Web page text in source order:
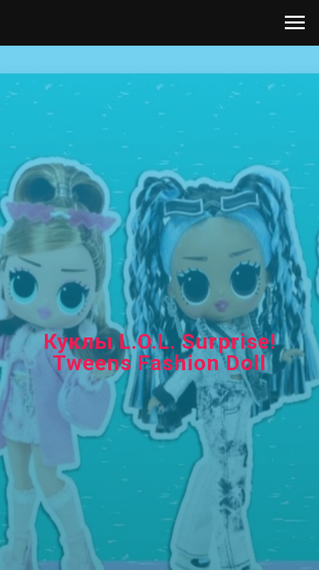
Куклы L.O.L. Surprise!
Tweens Fashion Doll